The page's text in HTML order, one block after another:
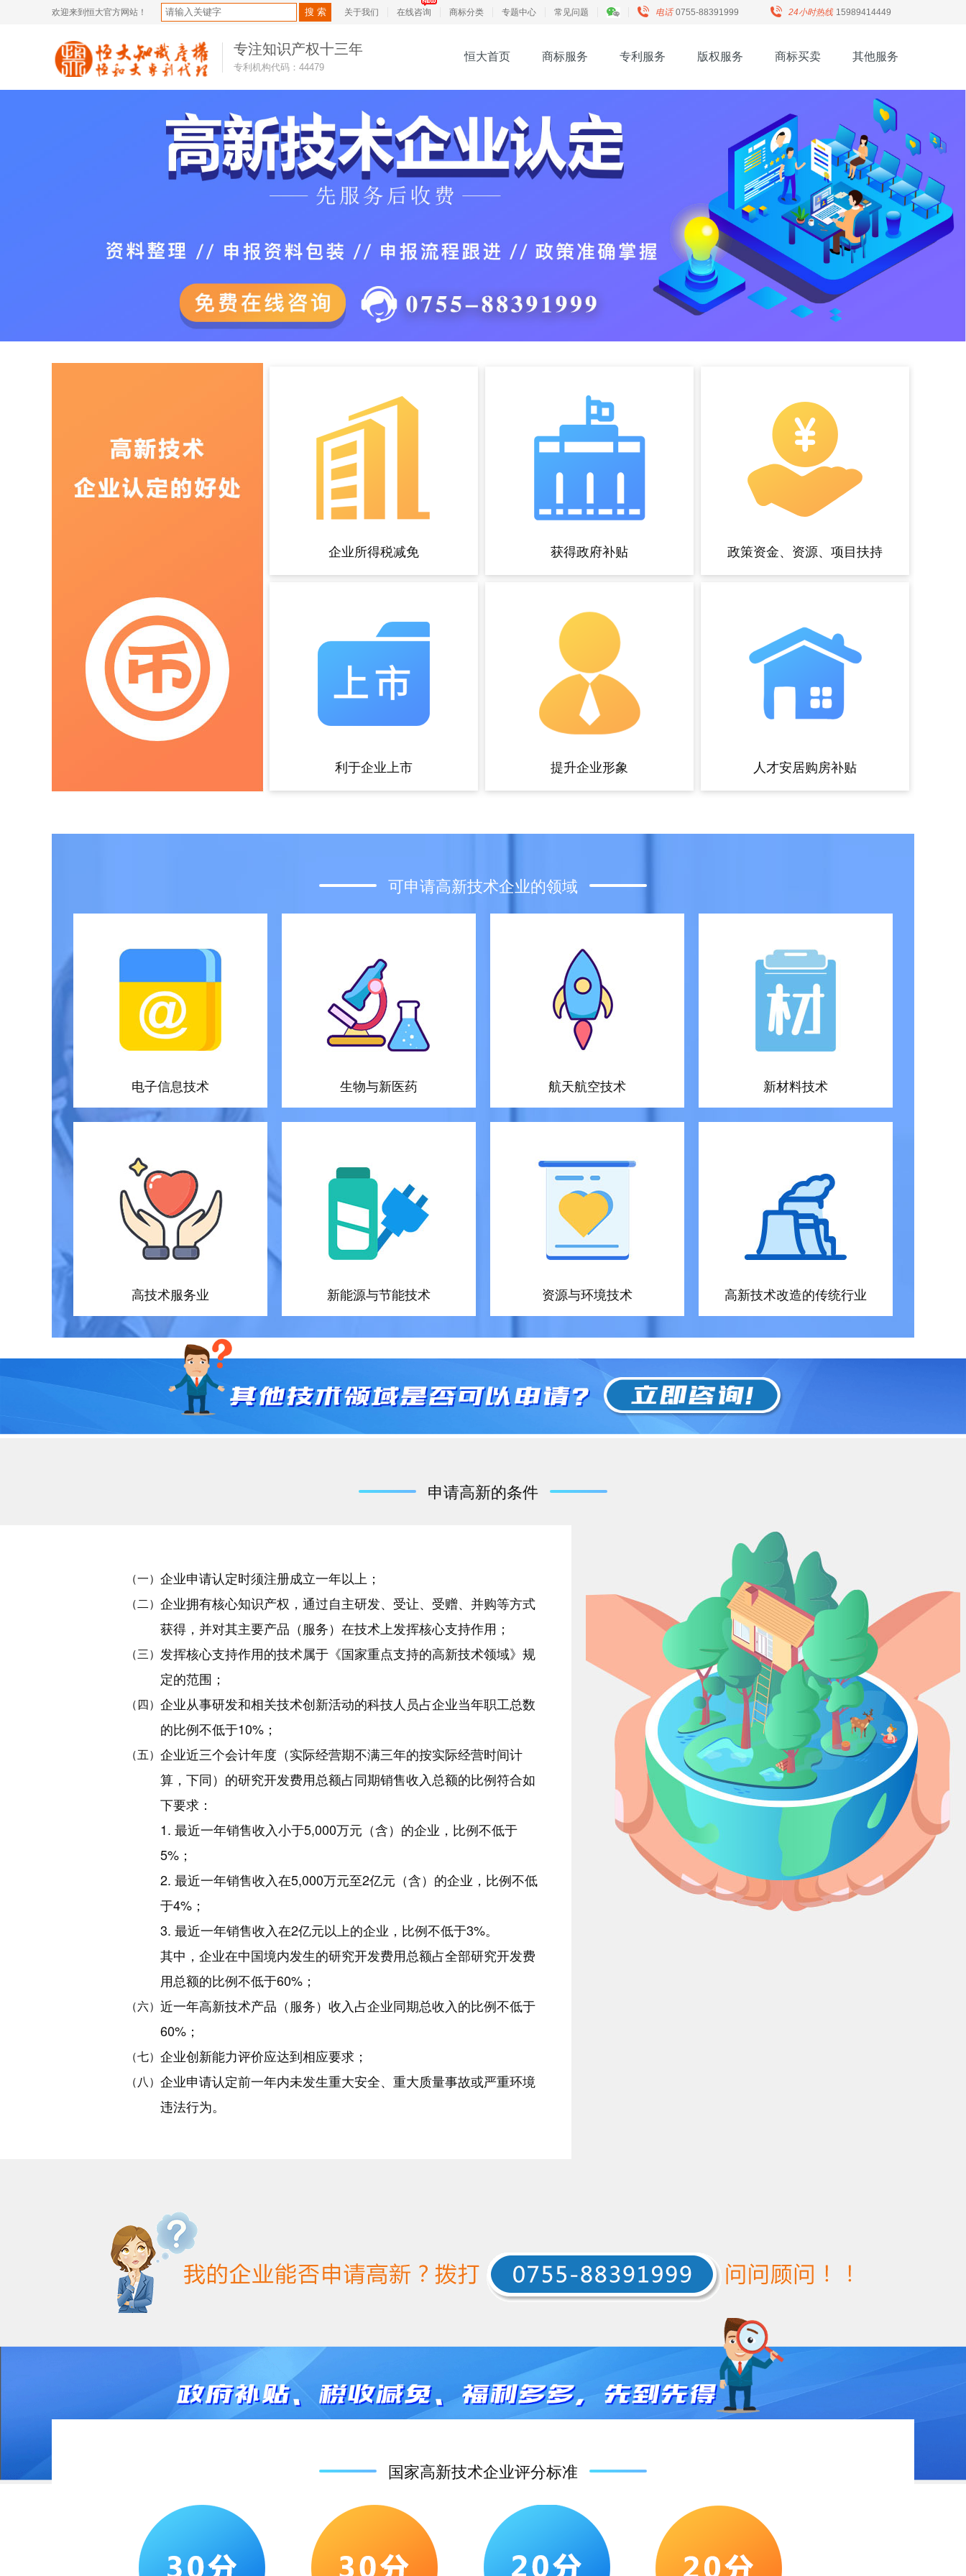
欢迎来到恒大官方网站！ 关于我们 在线咨询 商标分类 专题中心 常见问题 电话 0755-88391999 24小时热线 15989414449
专注知识产权十三年
专利机构代码：44479
恒大首页 商标服务 专利服务 版权服务 商标买卖 其他服务
企业所得税减免 获得政府补贴 政策资金、资源、项目扶持
利于企业上市 提升企业形象 人才安居购房补贴
可申请高新技术企业的领域
电子信息技术 生物与新医药 航天航空技术 新材料技术
高技术服务业 新能源与节能技术 资源与环境技术 高新技术改造的传统行业
申请高新的条件
（一） 企业申请认定时须注册成立一年以上；
（二） 企业拥有核心知识产权，通过自主研发、受让、受赠、并购等方式
获得，并对其主要产品（服务）在技术上发挥核心支持作用；
（三） 发挥核心支持作用的技术属于《国家重点支持的高新技术领域》规
定的范围；
（四） 企业从事研发和相关技术创新活动的科技人员占企业当年职工总数
的比例不低于10%；
（五） 企业近三个会计年度（实际经营期不满三年的按实际经营时间计
算，下同）的研究开发费用总额占同期销售收入总额的比例符合如
下要求：
1. 最近一年销售收入小于5,000万元（含）的企业，比例不低于
5%；
2. 最近一年销售收入在5,000万元至2亿元（含）的企业，比例不低
于4%；
3. 最近一年销售收入在2亿元以上的企业，比例不低于3%。
其中，企业在中国境内发生的研究开发费用总额占全部研究开发费
用总额的比例不低于60%；
（六） 近一年高新技术产品（服务）收入占企业同期总收入的比例不低于
60%；
（七） 企业创新能力评价应达到相应要求；
（八） 企业申请认定前一年内未发生重大安全、重大质量事故或严重环境
违法行为。
国家高新技术企业评分标准